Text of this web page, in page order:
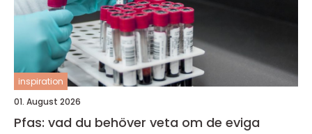
inspiration
01. August 2026
Pfas: vad du behöver veta om de eviga